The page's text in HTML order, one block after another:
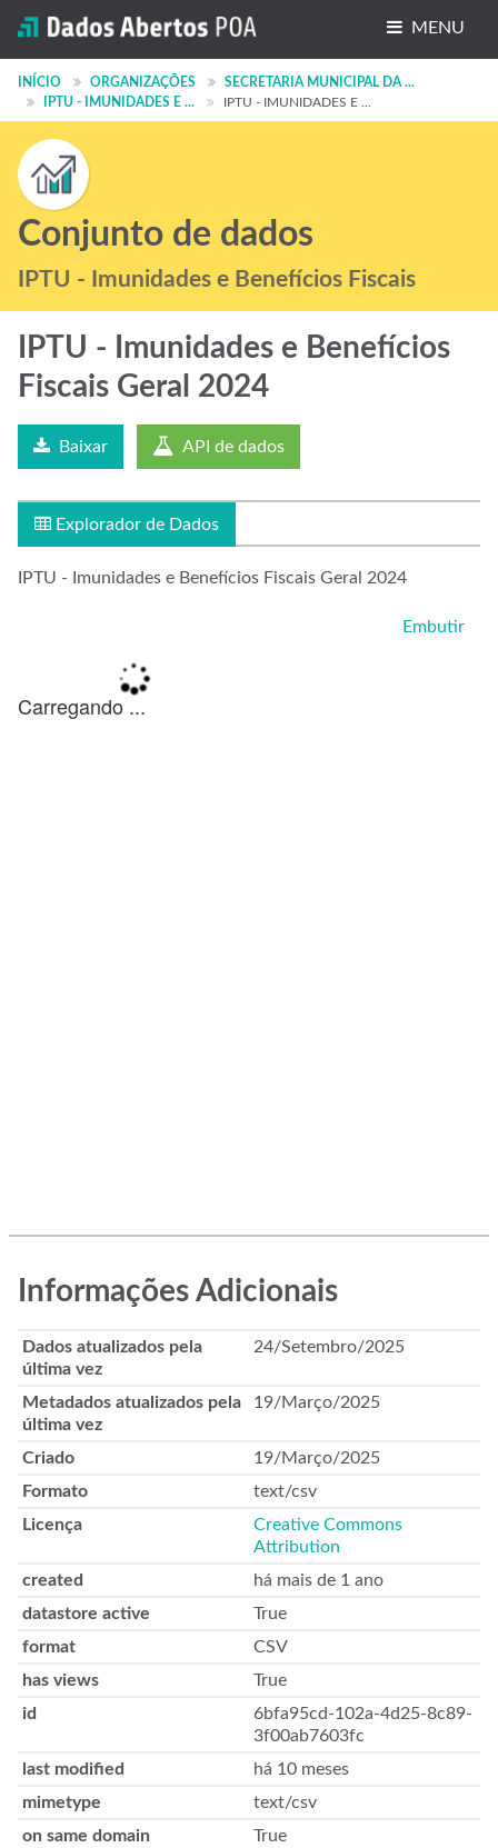
MENU
Conjuntos de dados
Organizações
Grupos
Sobre
INÍCIO ORGANIZAÇÕES
SECRETARIA MUNICIPAL DA ...
IPTU - IMUNIDADES E ...
IPTU - IMUNIDADES E ...
Conjunto de dados
IPTU - Imunidades e Benefícios Fiscais
IPTU - Imunidades e Benefícios
Fiscais Geral 2024
Baixar API de dados
Explorador de Dados
IPTU - Imunidades e Benefícios Fiscais Geral 2024
Embutir
Informações Adicionais
Dados atualizados pela
última vez
24/Setembro/2025
Metadados atualizados pela
última vez
19/Março/2025
Criado
19/Março/2025
Formato
text/csv
Licença
Creative Commons
Attribution
created
há mais de 1 ano
datastore active
True
format
CSV
has views
True
id
6bfa95cd-102a-4d25-8c89-
3f00ab7603fc
last modified
há 10 meses
mimetype
text/csv
on same domain
True